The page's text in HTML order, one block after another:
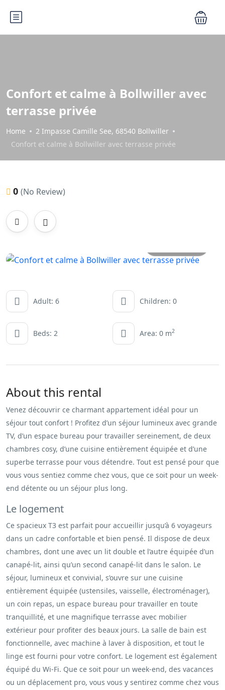
Confort et calme à Bollwiller avec
terrasse privée
Home
2 Impasse Camille See, 68540 Bollwiller
Confort et calme à Bollwiller avec terrasse privée
0 (No Review)
Adult: 6 Children: 0
Beds: 2 Area: 0 m2
About this rental
Venez découvrir ce charmant appartement idéal pour un
séjour tout confort ! Profitez d’un séjour lumineux avec grande
TV, d’un espace bureau pour travailler sereinement, de deux
chambres cosy, d’une cuisine entièrement équipée et d’une
superbe terrasse pour vous détendre. Tout est pensé pour que
vous vous sentiez comme chez vous, que ce soit pour un week-
end détente ou un séjour plus long.
Le logement
Ce spacieux T3 est parfait pour accueillir jusqu’à 6 voyageurs
dans un cadre confortable et bien pensé. Il dispose de deux
chambres, dont une avec un lit double et l’autre équipée d’un
canapé-lit, ainsi qu’un second canapé-lit dans le salon. Le
séjour, lumineux et convivial, s’ouvre sur une cuisine
entièrement équipée (ustensiles, vaisselle, électroménager),
un coin repas, un espace bureau pour travailler en toute
tranquillité, et une magnifique terrasse avec mobilier
extérieur pour profiter des beaux jours. La salle de bain est
fonctionnelle, avec machine à laver à disposition, et tout le
linge est fourni pour votre confort. Le logement est également
équipé du Wi-Fi. Que ce soit pour un week-end, des vacances
ou un déplacement pro, vous vous y sentirez comme chez vous